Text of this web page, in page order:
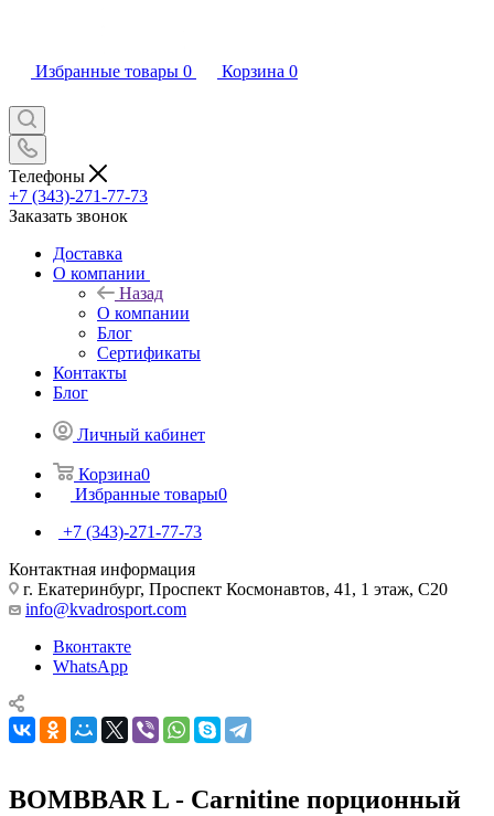
Избранные товары 0 Корзина 0
Телефоны
+7 (343)-271-77-73
Заказать звонок
Доставка
О компании
Назад
О компании
Блог
Сертификаты
Контакты
Блог
Личный кабинет
Корзина0
Избранные товары0
+7 (343)-271-77-73
Контактная информация
г. Екатеринбург, Проспект Космонавтов, 41, 1 этаж, С20
info@kvadrosport.com
Вконтакте
WhatsApp
BOMBBAR L - Carnitine порционный